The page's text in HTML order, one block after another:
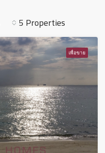
5 Properties
เพื่อขาย